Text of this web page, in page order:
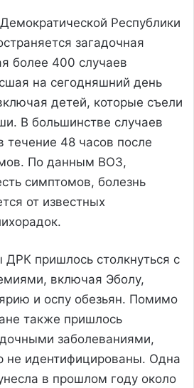
Республики
загадочная
более 400 случаев
на сегодняшний день
детей, которые съели
В большинстве случаев
течение 48 часов после
По данным ВОЗ,
симптомов, болезнь
от известных
ДРК пришлось столкнуться с
включая Эболу,
и оспу обезьян. Помимо
также пришлось
заболеваниями,
не идентифицированы. Одна
в прошлом году около